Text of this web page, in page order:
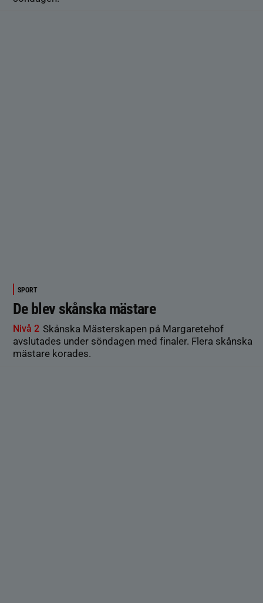
SPORT
De blev skånska mästare
Nivå 2 Skånska Mästerskapen på Margaretehof
avslutades under söndagen med finaler. Flera skånska
mästare korades.